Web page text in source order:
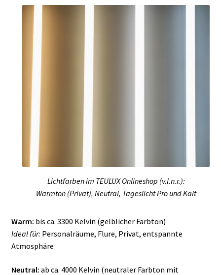
Lichtfarben im TEULUX Onlineshop (v.l.n.r.):
Warmton (Privat), Neutral, Tageslicht Pro und Kalt
Warm: bis ca. 3300 Kelvin (gelblicher Farbton)
Ideal für: Personalräume, Flure, Privat, entspannte
Atmosphäre
Neutral: ab ca. 4000 Kelvin (neutraler Farbton mit